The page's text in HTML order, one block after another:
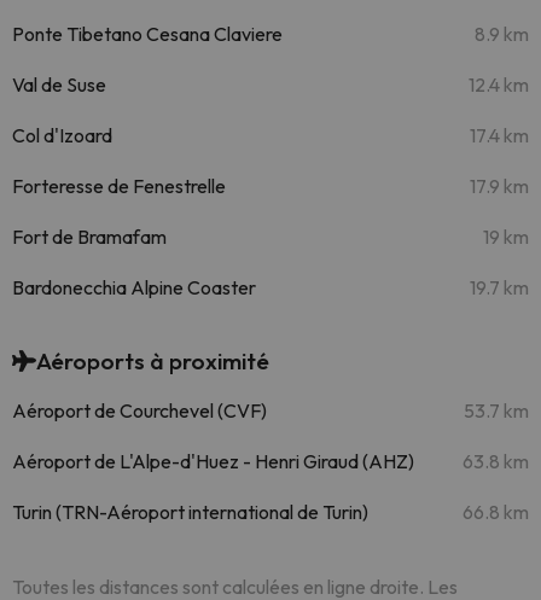
Ponte Tibetano Cesana Claviere 8.9 km
Val de Suse 12.4 km
Col d'Izoard 17.4 km
Forteresse de Fenestrelle 17.9 km
Fort de Bramafam 19 km
Bardonecchia Alpine Coaster 19.7 km
Aéroports à proximité
Aéroport de Courchevel (CVF) 53.7 km
Aéroport de L'Alpe-d'Huez - Henri Giraud (AHZ) 63.8 km
Turin (TRN-Aéroport international de Turin) 66.8 km
Toutes les distances sont calculées en ligne droite. Les